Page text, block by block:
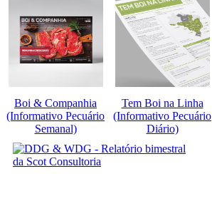
Boi & Companhia
(Informativo Pecuário
Semanal)
Tem Boi na Linha
(Informativo Pecuário
Diário)